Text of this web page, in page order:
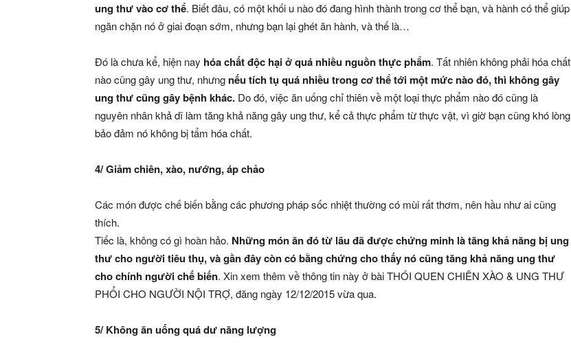
ung thư vào cơ thể. Biết đâu, có một khối u nào đó đang hình thành trong cơ thể bạn, và hành có thể giúp
ngăn chặn nó ở giai đoạn sớm, nhưng bạn lại ghét ăn hành, và thế là…
Đó là chưa kể, hiện nay hóa chất độc hại ở quá nhiều nguồn thực phẩm. Tất nhiên không phải hóa chất
nào cũng gây ung thư, nhưng nếu tích tụ quá nhiều trong cơ thể tới một mức nào đó, thì không gây
ung thư cũng gây bệnh khác. Do đó, việc ăn uống chỉ thiên về một loại thực phẩm nào đó cũng là
nguyên nhân khả dĩ làm tăng khả năng gây ung thư, kể cả thực phẩm từ thực vật, vì giờ bạn cũng khó lòng
bảo đảm nó không bị tẩm hóa chất.
4/ Giảm chiên, xào, nướng, áp chảo
Các món được chế biến bằng các phương pháp sốc nhiệt thường có mùi rất thơm, nên hầu như ai cũng
thích.
Tiếc là, không có gì hoàn hảo. Những món ăn đó từ lâu đã được chứng minh là tăng khả năng bị ung
thư cho người tiêu thụ, và gần đây còn có bằng chứng cho thấy nó cũng tăng khả năng ung thư
cho chính người chế biến. Xin xem thêm về thông tin này ở bài THÓI QUEN CHIÊN XÀO & UNG THƯ
PHỔI CHO NGƯỜI NỘI TRỢ, đăng ngày 12/12/2015 vừa qua.
5/ Không ăn uống quá dư năng lượng